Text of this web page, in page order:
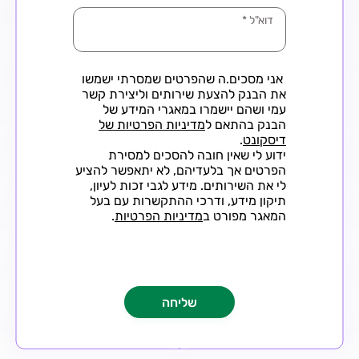
דוא"ל*
אני מסכים.ה שהפרטים שמסרתי ישמשו
את הבנק להצעת שירותים וליצירת קשר
עמי ושהם יישמרו במאגרי המידע של
הבנק בהתאם למדיניות הפרטיות של
דיסקונט.
ידוע לי שאין חובה להסכים למסירת
הפרטים אך בלעדיהם, לא יתאפשר להציע
לי את השירותים. מידע לגבי זכות לעיון,
תיקון מידע, ודרכי ההתקשרות עם בעל
המאגר מפורט במדיניות הפרטיות.